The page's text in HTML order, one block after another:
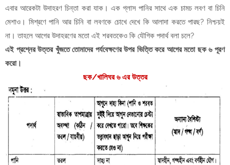
এবার আরেকটা উদাহরণ চিন্তা করা যাক। এক গ্লাস পানির সাথে এক চামচ লবণ বা চিনি
মেশাও। মিশ্রণে পানি আর চিনি বা লবণকে চোখে দেখে কি আলাদা করতে পারছ? নিশ্চয়ই
না। তাহলে আগের উদাহরণের মতো এই শরবতকেও কি যৌগিক পদার্থ বলা চলে?
এই প্রশ্নের উত্তর খুঁজতে তোমাদের পর্যবেক্ষণের উপর ভিত্তি করে আগের মতো ছক ৬ পূরণ
করো।
ছক/খালিঘর ৬ এর উত্তর